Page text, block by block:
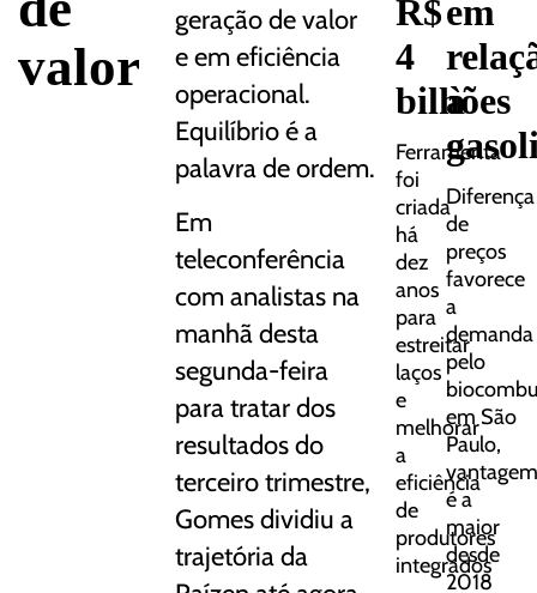
valor
geração de valor
e em eficiência
operacional.
Equilíbrio é a
palavra de ordem.
Em
teleconferência
com analistas na
manhã desta
segunda-feira
para tratar dos
resultados do
terceiro trimestre,
Gomes dividiu a
trajetória da
R$
4
bilhões
Ferramenta
foi
criada
há
dez
anos
para
estreitar
laços
e
melhorar
a
eficiência
de
produtores
integrados
em
à
Diferença
de
preços
favorece
a
demanda
pelo
em São
Paulo,
é a
maior
desde
2018